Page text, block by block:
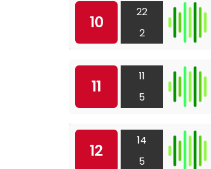
10
22
2
11
11
5
12
14
5